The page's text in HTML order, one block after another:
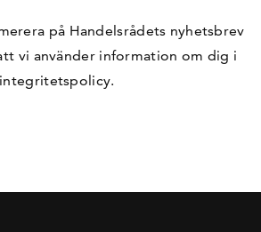
på Handelsrådets nyhetsbrev
vi använder information om dig i
integritetspolicy.